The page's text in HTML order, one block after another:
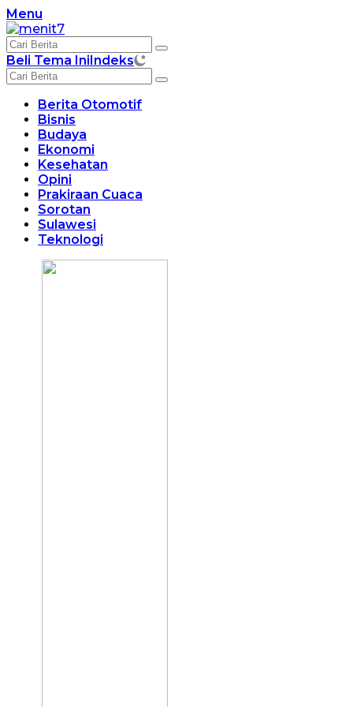
Langsung
ke
konten
Menu
Beli Tema IniIndeks
Berita Otomotif
Bisnis
Budaya
Ekonomi
Kesehatan
Opini
Prakiraan Cuaca
Sorotan
Sulawesi
Teknologi